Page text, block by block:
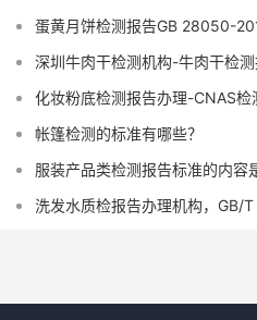
蛋黄月饼检测报告GB 28050-
深圳牛肉干检测机构-牛肉干检
化妆粉底检测报告办理-CNAS检
帐篷检测的标准有哪些？
服装产品类检测报告标准的内容
洗发水质检报告办理机构，GB/